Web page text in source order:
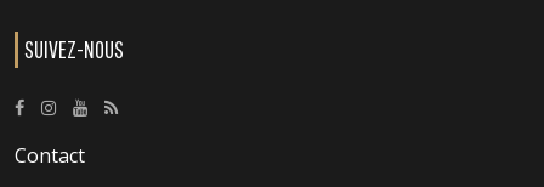
SUIVEZ-NOUS
Contact